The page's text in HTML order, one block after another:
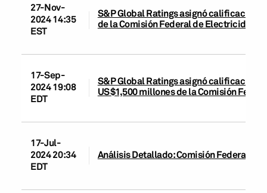
27-Nov-
2024 14:35
EST
S&P Global Ratings asignó calificación
de la Comisión Federal de Electricidad
17-Sep-
2024 19:08
EDT
S&P Global Ratings asignó calificación
US$1,500 millones de la Comisión
17-Jul-
2024 20:34
EDT
Análisis Detallado: Comisión Federal de